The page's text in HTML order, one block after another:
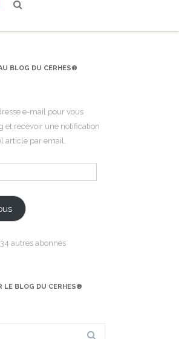
BLOG DU CERHES®
e-mail pour vous
et recevoir une notification
article par email.
autres abonnés
LE BLOG DU CERHES®